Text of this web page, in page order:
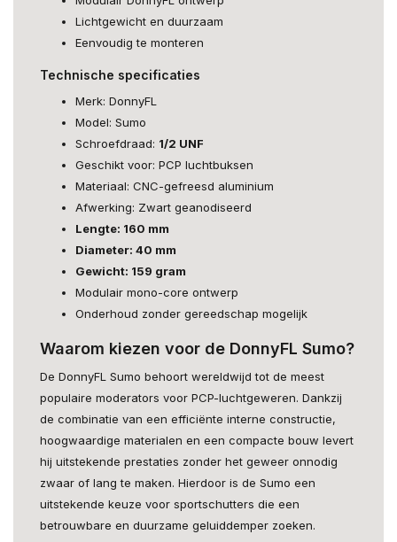
Lichtgewicht en duurzaam
Eenvoudig te monteren
Technische specificaties
Merk: DonnyFL
Model: Sumo
Schroefdraad: 1/2 UNF
Geschikt voor: PCP luchtbuksen
Materiaal: CNC-gefreesd aluminium
Afwerking: Zwart geanodiseerd
Lengte: 160 mm
Diameter: 40 mm
Gewicht: 159 gram
Modulair mono-core ontwerp
Onderhoud zonder gereedschap mogelijk
Waarom kiezen voor de DonnyFL Sumo?
De DonnyFL Sumo behoort wereldwijd tot de meest
populaire moderators voor PCP-luchtgeweren. Dankzij
de combinatie van een efficiënte interne constructie,
hoogwaardige materialen en een compacte bouw levert
hij uitstekende prestaties zonder het geweer onnodig
zwaar of lang te maken. Hierdoor is de Sumo een
uitstekende keuze voor sportschutters die een
betrouwbare en duurzame geluiddemper zoeken.